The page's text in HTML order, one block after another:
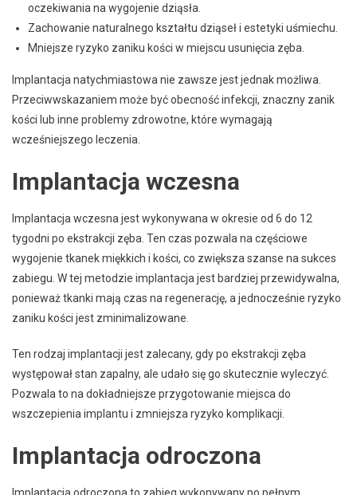
oczekiwania na wygojenie dziąsła.
Zachowanie naturalnego kształtu dziąseł i estetyki uśmiechu.
Mniejsze ryzyko zaniku kości w miejscu usunięcia zęba.
Implantacja natychmiastowa nie zawsze jest jednak możliwa.
Przeciwwskazaniem może być obecność infekcji, znaczny zanik
kości lub inne problemy zdrowotne, które wymagają
wcześniejszego leczenia.
Implantacja wczesna
Implantacja wczesna jest wykonywana w okresie od 6 do 12
tygodni po ekstrakcji zęba. Ten czas pozwala na częściowe
wygojenie tkanek miękkich i kości, co zwiększa szanse na sukces
zabiegu. W tej metodzie implantacja jest bardziej przewidywalna,
ponieważ tkanki mają czas na regenerację, a jednocześnie ryzyko
zaniku kości jest zminimalizowane.
Ten rodzaj implantacji jest zalecany, gdy po ekstrakcji zęba
występował stan zapalny, ale udało się go skutecznie wyleczyć.
Pozwala to na dokładniejsze przygotowanie miejsca do
wszczepienia implantu i zmniejsza ryzyko komplikacji.
Implantacja odroczona
Implantacja odroczona to zabieg wykonywany po pełnym